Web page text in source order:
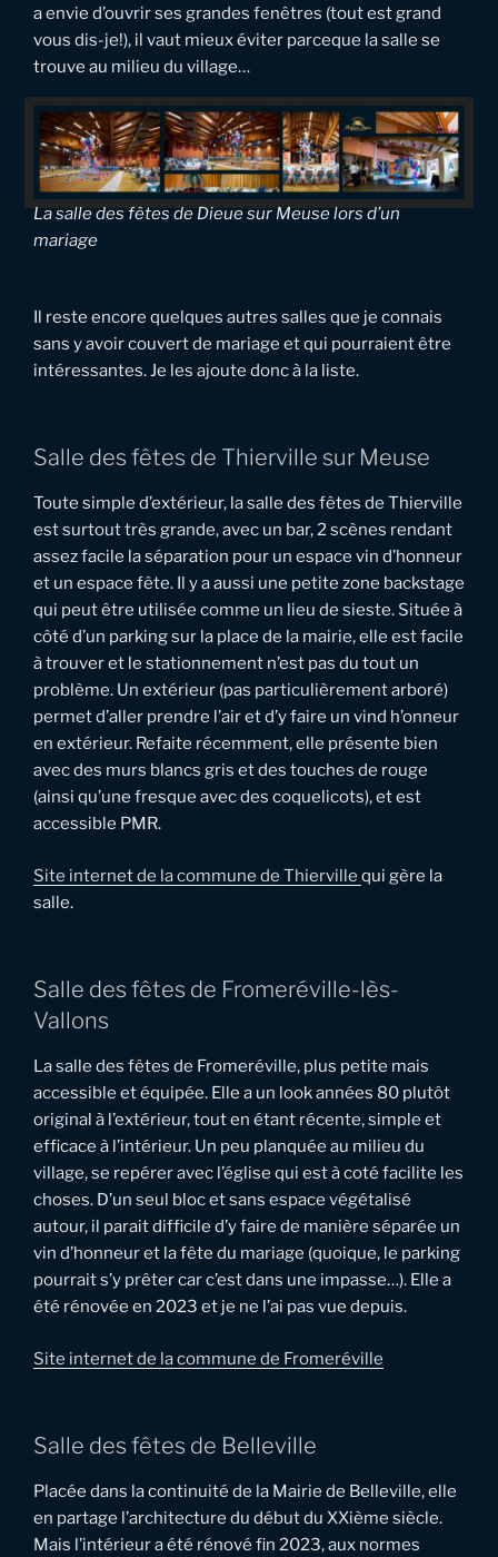
a envie d’ouvrir ses grandes fenêtres (tout est grand
vous dis-je!), il vaut mieux éviter parceque la salle se
trouve au milieu du village…
La salle des fêtes de Dieue sur Meuse lors d’un
mariage
Il reste encore quelques autres salles que je connais
sans y avoir couvert de mariage et qui pourraient être
intéressantes. Je les ajoute donc à la liste.
Salle des fêtes de Thierville sur Meuse
Toute simple d’extérieur, la salle des fêtes de Thierville
est surtout très grande, avec un bar, 2 scènes rendant
assez facile la séparation pour un espace vin d’honneur
et un espace fête. Il y a aussi une petite zone backstage
qui peut être utilisée comme un lieu de sieste. Située à
côté d’un parking sur la place de la mairie, elle est facile
à trouver et le stationnement n’est pas du tout un
problème. Un extérieur (pas particulièrement arboré)
permet d’aller prendre l’air et d’y faire un vind h’onneur
en extérieur. Refaite récemment, elle présente bien
avec des murs blancs gris et des touches de rouge
(ainsi qu’une fresque avec des coquelicots), et est
accessible PMR.
Site internet de la commune de Thierville qui gère la
salle.
Salle des fêtes de Fromeréville-lès-
Vallons
La salle des fêtes de Fromeréville, plus petite mais
accessible et équipée. Elle a un look années 80 plutôt
original à l’extérieur, tout en étant récente, simple et
efficace à l’intérieur. Un peu planquée au milieu du
village, se repérer avec l’église qui est à coté facilite les
choses. D’un seul bloc et sans espace végétalisé
autour, il parait difficile d’y faire de manière séparée un
vin d’honneur et la fête du mariage (quoique, le parking
pourrait s’y prêter car c’est dans une impasse…). Elle a
été rénovée en 2023 et je ne l’ai pas vue depuis.
Site internet de la commune de Fromeréville
Salle des fêtes de Belleville
Placée dans la continuité de la Mairie de Belleville, elle
en partage l’architecture du début du XXième siècle.
Mais l’intérieur a été rénové fin 2023, aux normes